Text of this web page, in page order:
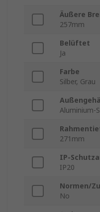
Äußere
257mm
Belüftet
Ja
Farbe
Silber, Grau
Aluminium-
271mm
IP-
IP20
Normen/
No